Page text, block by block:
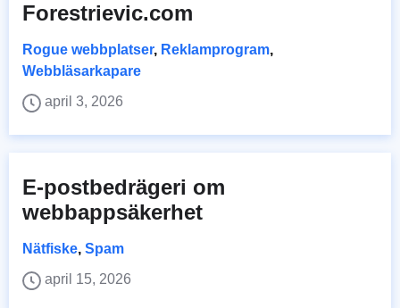
Forestrievic.com
Rogue webbplatser, Reklamprogram,
Webbläsarkapare
april 3, 2026
E-postbedrägeri om
webbappsäkerhet
Nätfiske, Spam
april 15, 2026